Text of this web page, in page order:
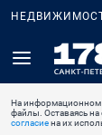
На информационном
файлы. Оставаясь на
согласиена их